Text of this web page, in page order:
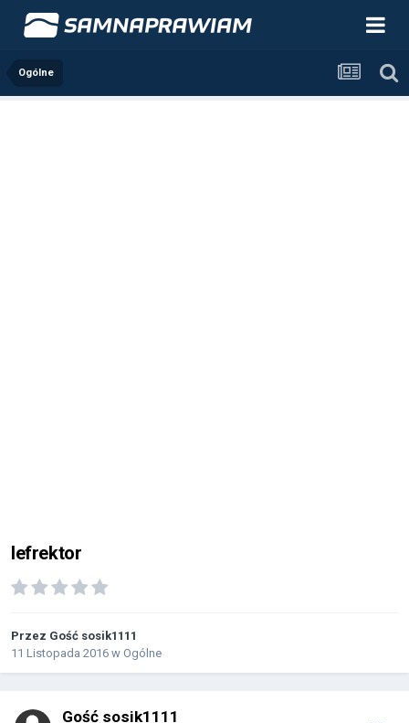
Ogólne
lefrektor
Przez Gość sosik1111
11 Listopada 2016 w Ogólne
Gość sosik1111